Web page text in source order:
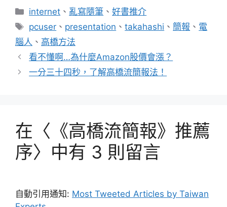
分
internet 、 亂寫隨筆 、好書推介
標
籤
pcuser 、 presentation 、takahashi 、 簡報 、 電
腦人 、 高橋方法
看不懂啊…為什麼Amazon股價會漲？
一分三十四秒，了解高橋流簡報法！
在〈《高橋流簡報》推薦
序〉中有 3 則留言
自動引用通知: Most Tweeted Articles by Taiwan